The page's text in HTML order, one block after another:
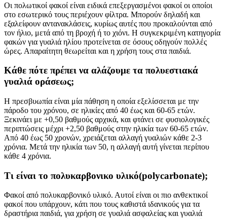
Οι πολωτικοί φακοί είναι ειδικά επεξεργασμένοι φακοί οι οποίοι
στο εσωτερικό τους περιέχουν φίλτρα. Μπορούν δηλαδή και
εξαλείφουν αντανακλάσεις, κυρίως αυτές που προκαλούνται από
τον ήλιο, μετά από τη βροχή ή το χιόνι. Η συγκεκριμένη κατηγορία
φακών για γυαλιά ηλίου προτείνεται σε όσους οδηγούν πολλές
ώρες. Απαραίτητη θεωρείται και η χρήση τους στα παιδιά.
Κάθε πότε πρέπει να αλάζουμε τα πολυεστιακά
γυαλιά οράσεως;
Η πρεσβυωπία είναι μία πάθηση η οποία εξελίσσεται με την
πάροδο του χρόνου, σε ηλικίες από 40 έως και 60-65 ετών.
Ξεκινάει με +0,50 βαθμούς αρχικά, και φτάνει σε φυσιολογικές
περιπτώσεις μέχρι +2,50 βαθμούς στην ηλικία των 60-65 ετών.
Από 40 έως 50 χρονών, χρειάζεται αλλαγή γυαλιών κάθε 2-3
χρόνια. Μετά την ηλικία των 50, η αλλαγή αυτή γίνεται περίπου
κάθε 4 χρόνια.
Τι είναι το πολυκαρβονικο υλικό(polycarbonate);
Φακοί από πολυκαρβονικό υλικό. Αυτοί είναι οι πιο ανθεκτικοί
φακοί που υπάρχουν, κάτι που τους καθιστά ιδανικούς για τα
δραστήρια παιδιά, για χρήση σε γυαλιά ασφαλείας και γυαλιά